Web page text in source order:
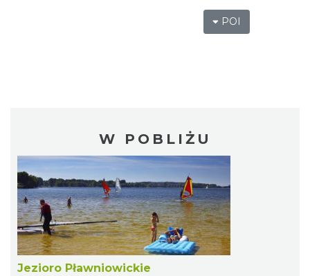
POI
W POBLIŻU
Jezioro Pławniowickie